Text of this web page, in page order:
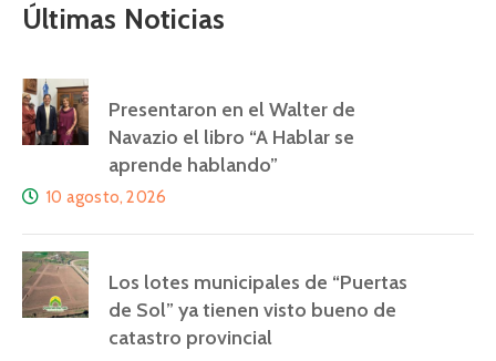
Últimas Noticias
Presentaron en el Walter de
Navazio el libro “A Hablar se
aprende hablando”
10 agosto, 2026
Los lotes municipales de “Puertas
de Sol” ya tienen visto bueno de
catastro provincial